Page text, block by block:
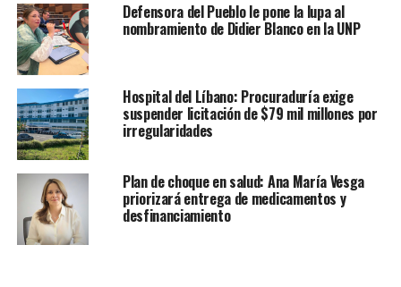
Defensora del Pueblo le pone la lupa al
nombramiento de Didier Blanco en la UNP
Hospital del Líbano: Procuraduría exige
suspender licitación de $79 mil millones por
irregularidades
Plan de choque en salud: Ana María Vesga
priorizará entrega de medicamentos y
desfinanciamiento